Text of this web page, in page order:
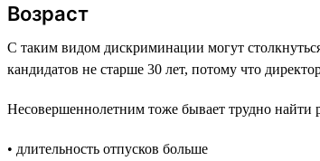
Возраст
С таким видом дискриминации могут
кандидатов не старше 30 лет, потому что
Несовершеннолетним тоже бывает трудно найти
• длительность отпусков больше